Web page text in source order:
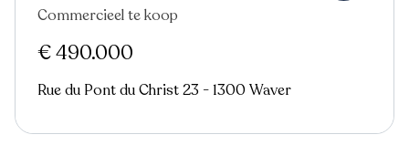
Commercieel te koop
€ 490.000
Rue du Pont du Christ 23 - 1300 Waver